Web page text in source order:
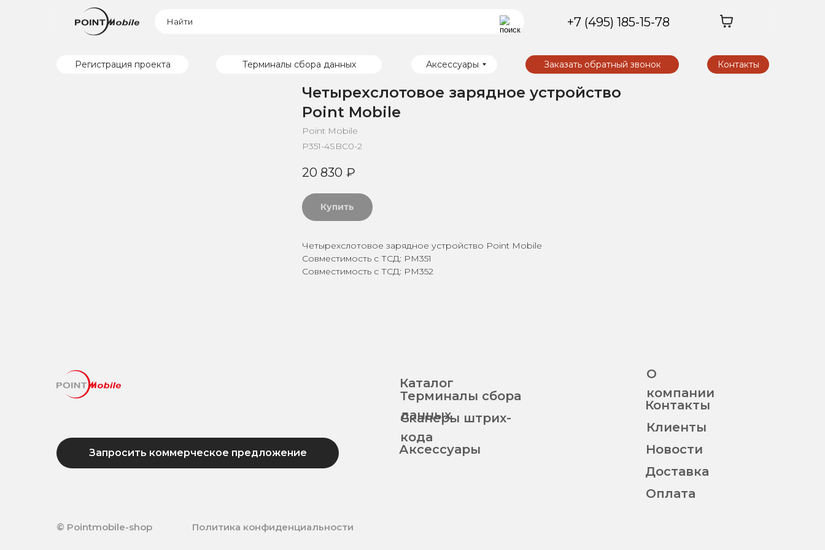
Регистрация проекта Аксессуары Заказать обратный звонок Контакты
Терминалы сбора данных
+7 (495) 185-15-78
Четырехслотовое зарядное устройство
Point Mobile
Point Mobile
P351-4SBC0-2
20 830 ₽
Купить
Четырехслотовое зарядное устройство Point Mobile
Совместимость с ТСД: PM351
Совместимость с ТСД: PM352
© Pointmobile-shop Политика конфиденциальности
Запросить коммерческое предложение
Каталог
Контакты
Новости
Оплата
Доставка
Клиенты
О
компании
Аксессуары
Терминалы сбора
данных
Сканеры штрих-
кода